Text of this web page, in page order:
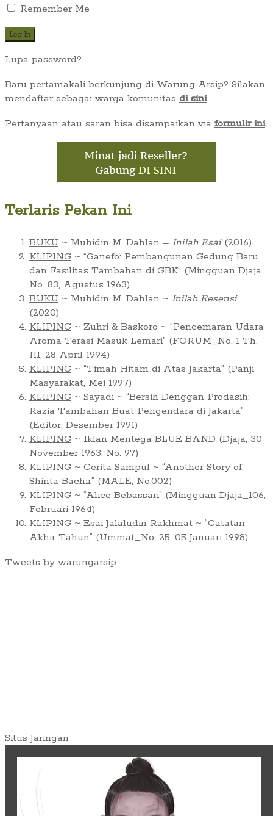
Remember Me
Lupa password?
Baru pertamakali berkunjung di Warung Arsip? Silakan
mendaftar sebagai warga komunitas di sini.
Pertanyaan atau saran bisa disampaikan via formulir ini.
Terlaris Pekan Ini
BUKU ~ Muhidin M. Dahlan – Inilah Esai(2016)
KLIPING ~ “Ganefo: Pembangunan Gedung Baru
dan Fasilitas Tambahan di GBK” (Mingguan Djaja
No. 83, Agustus 1963)
BUKU ~ Muhidin M. Dahlan ~ Inilah Resensi
(2020)
KLIPING ~ Zuhri & Baskoro ~ “Pencemaran Udara
Aroma Terasi Masuk Lemari” (FORUM_No. 1 Th.
III, 28 April 1994)
KLIPING ~ “Timah Hitam di Atas Jakarta” (Panji
Masyarakat, Mei 1997)
KLIPING ~ Sayadi ~ “Bersih Denggan Prodasih:
Razia Tambahan Buat Pengendara di Jakarta”
(Editor, Desember 1991)
KLIPING ~ Iklan Mentega BLUE BAND (Djaja, 30
November 1963, No. 97)
KLIPING ~ Cerita Sampul ~ “Another Story of
Shinta Bachir” (MALE, No.002)
KLIPING ~ “Alice Bebassari” (Mingguan Djaja_106,
Februari 1964)
KLIPING ~ Esai Jalaludin Rakhmat ~ “Catatan
Akhir Tahun” (Ummat_No. 25, 05 Januari 1998)
Tweets by warungarsip
Situs Jaringan